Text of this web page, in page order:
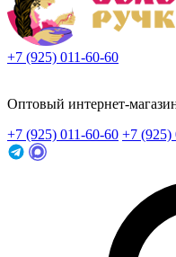
+7 (925) 011-60-60
Оптовый интернет-
+7 (925) 011-60-60 +7 (925)